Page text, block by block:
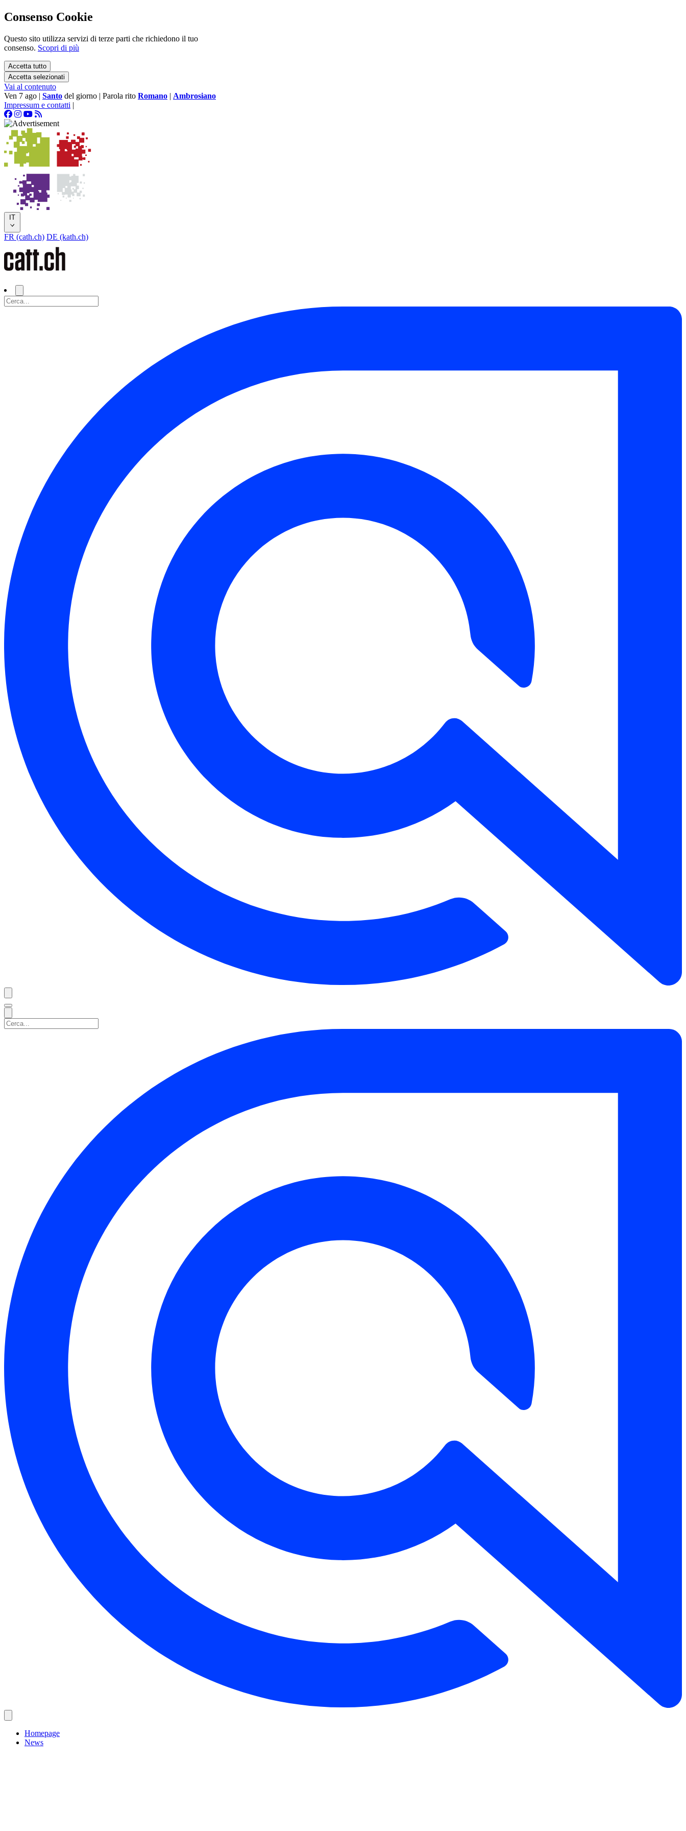
Consenso Cookie
Questo sito utilizza servizi di terze parti che richiedono il tuo
consenso. Scopri di più
Accetta tutto
Accetta selezionati
Vai al contenuto
Ven 7 ago | Santo del giorno | Parola rito Romano | Ambrosiano
Impressum e contatti |
IT
FR (cath.ch) DE (kath.ch)
Homepage
News